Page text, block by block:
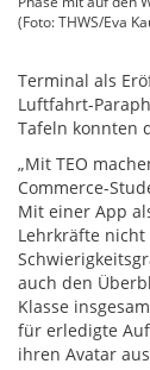
(Foto: THWS/Eva
Terminal als
Luftfahrt-
Tafeln konnten
„Mit TEO
Commerce-
Mit einer App
Lehrkräfte
auch den
Klasse
für erledigte
ihren Avatar